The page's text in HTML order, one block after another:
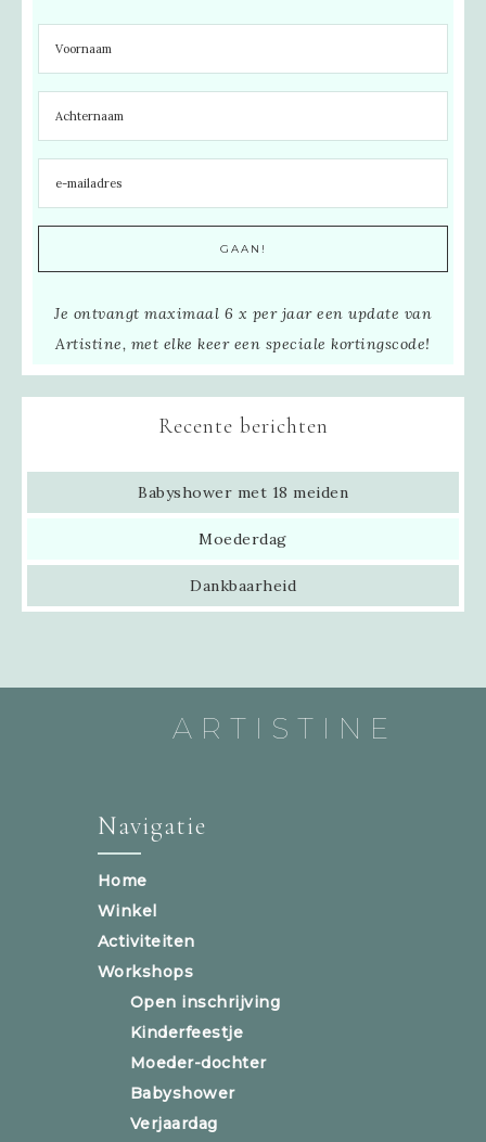
Je ontvangt maximaal 6 x per jaar een update van
Artistine, met elke keer een speciale kortingscode!
Recente berichten
Babyshower met 18 meiden
Moederdag
Dankbaarheid
ARTISTINE
Navigatie
Home
Winkel
Activiteiten
Workshops
Open inschrijving
Kinderfeestje
Moeder-dochter
Babyshower
Verjaardag